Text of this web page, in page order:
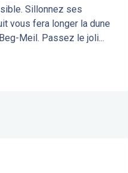
Sillonnez ses
vous fera longer la dune
Meil. Passez le joli...